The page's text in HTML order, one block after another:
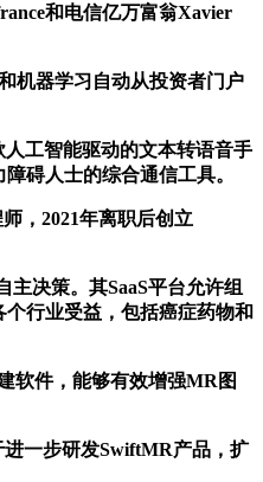
和电信亿万富翁Xavier
机器学习自动从投资者门户
工智能驱动的文本转语音手
碍人士的综合通信工具。
，2021年离职后创立
决策。其SaaS平台允许组
行业受益，包括癌症药物和
软件，能够有效增强MR图
一步研发SwiftMR产品，扩